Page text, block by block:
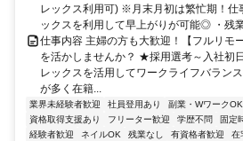
レックス利用可) ※月末月初は繁忙期！仕
ックスを利用して早上がりが可能◎ ・残
仕事内容 主婦の方も大歓迎！【フルリモ
を活かしませんか？ ★採用選考～入社初
レックスを活用してワークライフバラ
が多く在籍...
業界未経験者歓迎 社員登用あり 副業・WワークOK
資格取得支援あり
フリーター歓迎 学歴不問 固定
経験者歓迎
ネイルOK 残業なし 有資格者歓迎 在